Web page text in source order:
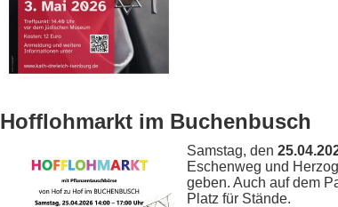
Hofflohmarkt im Buchenbusch
Samstag, den
Eschenweg und
geben. Auch auf dem
Platz für Stände.